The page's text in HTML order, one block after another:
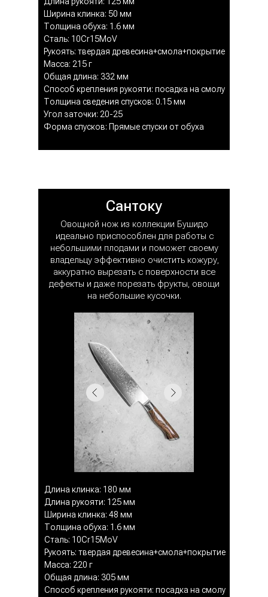
Ширина клинка: 50 мм
Толщина обуха: 1.6 мм
Сталь: 10Cr15MoV
Рукоять: твердая древесина+смола+покрытие
Масса: 215 г
Общая длина: 332 мм
Способ крепления рукояти: посадка на смолу
Толщина сведения спусков: 0.15 мм
Угол заточки: 20-25
Форма спусков: Прямые спуски от обуха
Сантоку
Длина клинка: 180 мм
Длина рукояти: 125 мм
Ширина клинка: 48 мм
Толщина обуха: 1.6 мм
Сталь: 10Cr15MoV
Рукоять: твердая древесина+смола+покрытие
Масса: 220 г
Общая длина: 305 мм
Способ крепления рукояти: посадка на смолу
Овощной нож из коллекции Бушидо
идеально приспособлен для работы с
небольшими плодами и поможет своему
владельцу эффективно очистить кожуру,
аккуратно вырезать с поверхности все
дефекты и даже порезать фрукты, овощи
на небольшие кусочки.